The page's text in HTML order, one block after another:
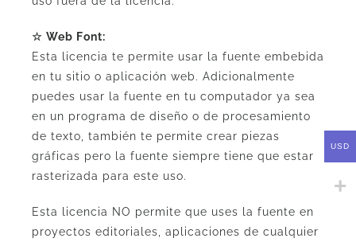
☆ Web Font:
Esta licencia te permite usar la fuente embebida
en tu sitio o aplicación web. Adicionalmente
puedes usar la fuente en tu computador ya sea
en un programa de diseño o de procesamiento
de texto, también te permite crear piezas
gráficas pero la fuente siempre tiene que estar
rasterizada para este uso.
Esta licencia NO permite que uses la fuente en
proyectos editoriales, aplicaciones de cualquier
USD